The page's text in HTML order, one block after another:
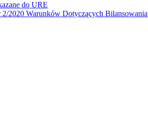
do URE
2020 Warunków Dotyczących Bilansowania